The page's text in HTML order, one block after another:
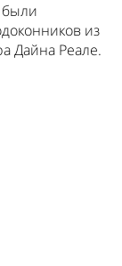
были
из
Дайна Реале.